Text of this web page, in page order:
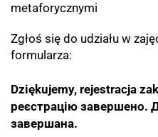
metaforycznymi
Zgłoś się do udziału w
formularza:
Dziękujemy, rejestracja
реєстрацію завершено.
завершана.